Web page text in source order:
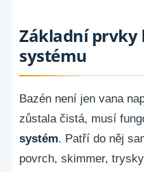
Základní prvky
systému
Bazén není jen vana
zůstala čistá, musí
systém. Patří do něj
povrch, skimmer,